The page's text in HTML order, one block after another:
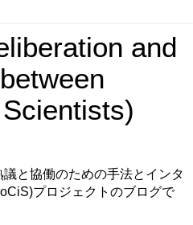
and
と協働のための手法とインタ
プロジェクトのブログで